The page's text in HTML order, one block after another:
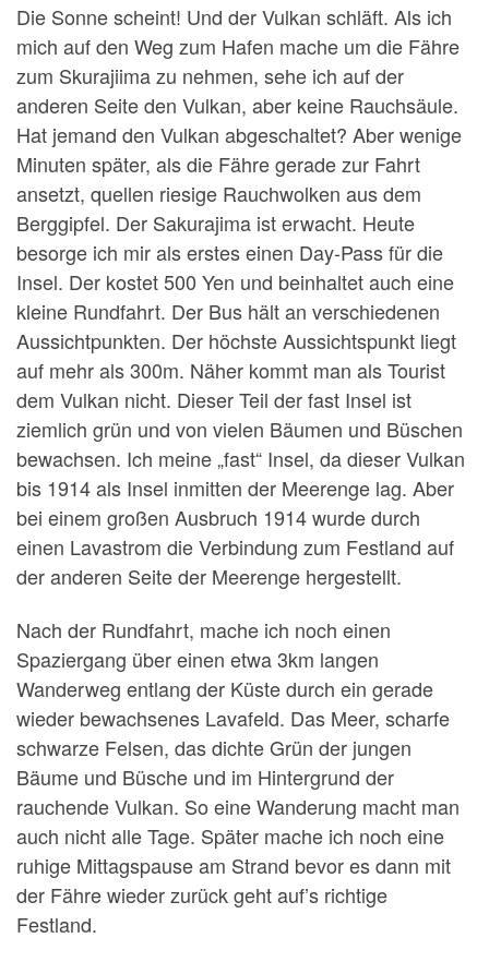
Die Sonne scheint! Und der Vulkan schläft. Als ich
mich auf den Weg zum Hafen mache um die Fähre
zum Skurajiima zu nehmen, sehe ich auf der
anderen Seite den Vulkan, aber keine Rauchsäule.
Hat jemand den Vulkan abgeschaltet? Aber wenige
Minuten später, als die Fähre gerade zur Fahrt
ansetzt, quellen riesige Rauchwolken aus dem
Berggipfel. Der Sakurajima ist erwacht. Heute
besorge ich mir als erstes einen Day-Pass für die
Insel. Der kostet 500 Yen und beinhaltet auch eine
kleine Rundfahrt. Der Bus hält an verschiedenen
Aussichtpunkten. Der höchste Aussichtspunkt liegt
auf mehr als 300m. Näher kommt man als Tourist
dem Vulkan nicht. Dieser Teil der fast Insel ist
ziemlich grün und von vielen Bäumen und Büschen
bewachsen. Ich meine „fast“ Insel, da dieser Vulkan
bis 1914 als Insel inmitten der Meerenge lag. Aber
bei einem großen Ausbruch 1914 wurde durch
einen Lavastrom die Verbindung zum Festland auf
der anderen Seite der Meerenge hergestellt.
Nach der Rundfahrt, mache ich noch einen
Spaziergang über einen etwa 3km langen
Wanderweg entlang der Küste durch ein gerade
wieder bewachsenes Lavafeld. Das Meer, scharfe
schwarze Felsen, das dichte Grün der jungen
Bäume und Büsche und im Hintergrund der
rauchende Vulkan. So eine Wanderung macht man
auch nicht alle Tage. Später mache ich noch eine
ruhige Mittagspause am Strand bevor es dann mit
der Fähre wieder zurück geht auf’s richtige
Festland.